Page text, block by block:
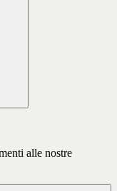
alle nostre